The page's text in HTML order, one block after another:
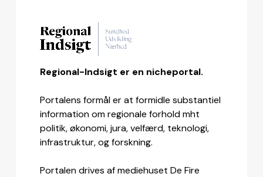
Regional-Indsigt er en nicheportal.
Portalens formål er at formidle substantiel
information om regionale forhold mht
politik, økonomi, jura, velfærd, teknologi,
infrastruktur, og forskning.
Portalen drives af mediehuset De Fire